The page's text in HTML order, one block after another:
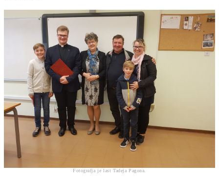
Fotografja je last Tadeja Pagona.